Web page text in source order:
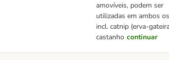
amovíveis, podem ser
utilizadas em ambos
incl. catnip (erva-
castanho continuar